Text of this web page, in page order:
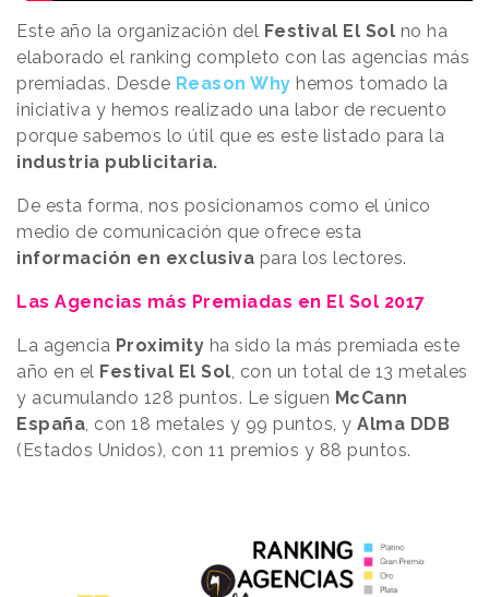
Este año la organización del Festival El Sol no ha
elaborado el ranking completo con las agencias más
premiadas. Desde Reason Why hemos tomado la
iniciativa y hemos realizado una labor de recuento
porque sabemos lo útil que es este listado para la
industria publicitaria.
De esta forma, nos posicionamos como el único
medio de comunicación que ofrece esta
información en exclusiva para los lectores.
Las Agencias más Premiadas en El Sol 2017
La agencia Proximity ha sido la más premiada este
año en el Festival El Sol, con un total de 13 metales
y acumulando 128 puntos. Le siguen McCann
España, con 18 metales y 99 puntos, y Alma DDB
(Estados Unidos), con 11 premios y 88 puntos.